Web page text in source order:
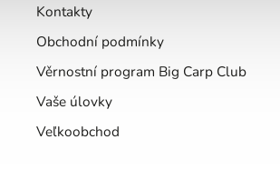
Kontakty
Obchodní podmínky
Věrnostní program Big Carp Club
Vaše úlovky
Veľkoobchod